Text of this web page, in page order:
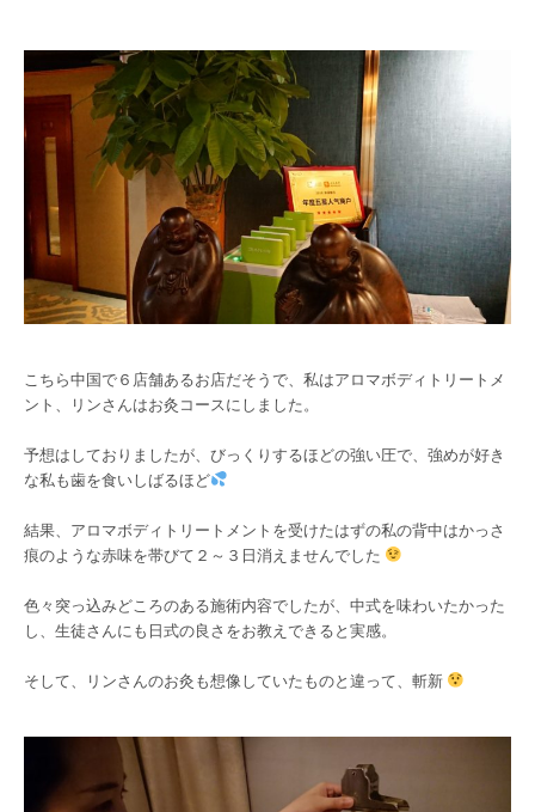
こちら中国で６店舗あるお店だそうで、私はアロマボディトリートメ
ント、リンさんはお灸コースにしました。
予想はしておりましたが、びっくりするほどの強い圧で、強めが好き
な私も歯を食いしばるほど
結果、アロマボディトリートメントを受けたはずの私の背中はかっさ
痕のような赤味を帯びて２～３日消えませんでした
色々突っ込みどころのある施術内容でしたが、中式を味わいたかった
し、生徒さんにも日式の良さをお教えできると実感。
そして、リンさんのお灸も想像していたものと違って、斬新